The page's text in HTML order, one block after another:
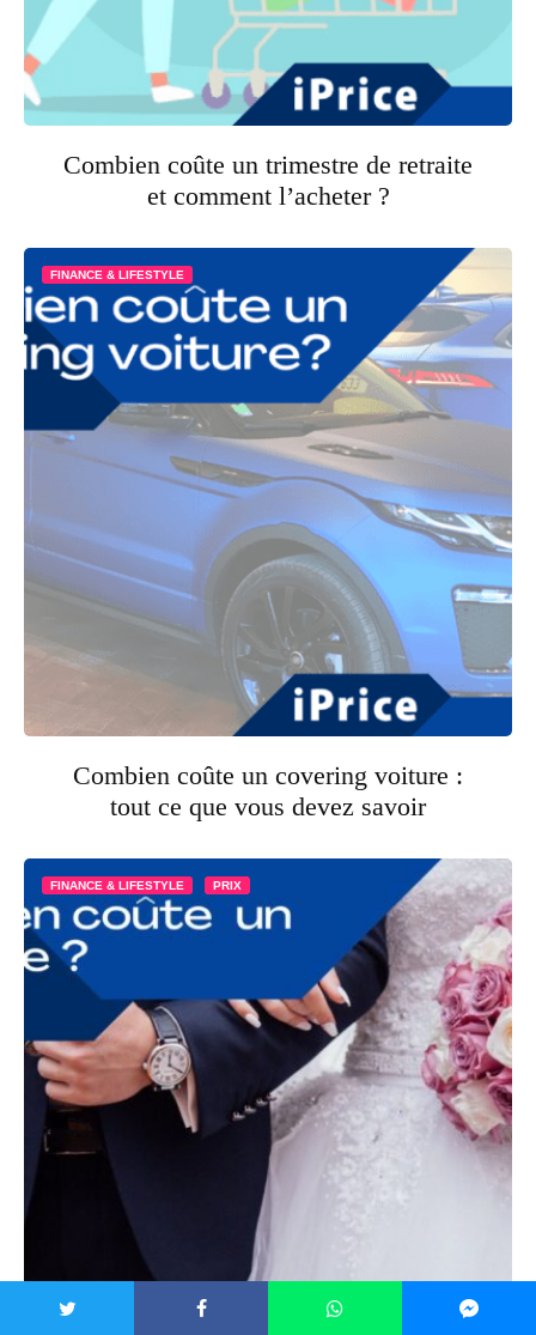
Combien coûte un trimestre de retraite
et comment l’acheter ?
FINANCE & LIFESTYLE
Combien coûte un covering voiture :
tout ce que vous devez savoir
FINANCE & LIFESTYLE PRIX